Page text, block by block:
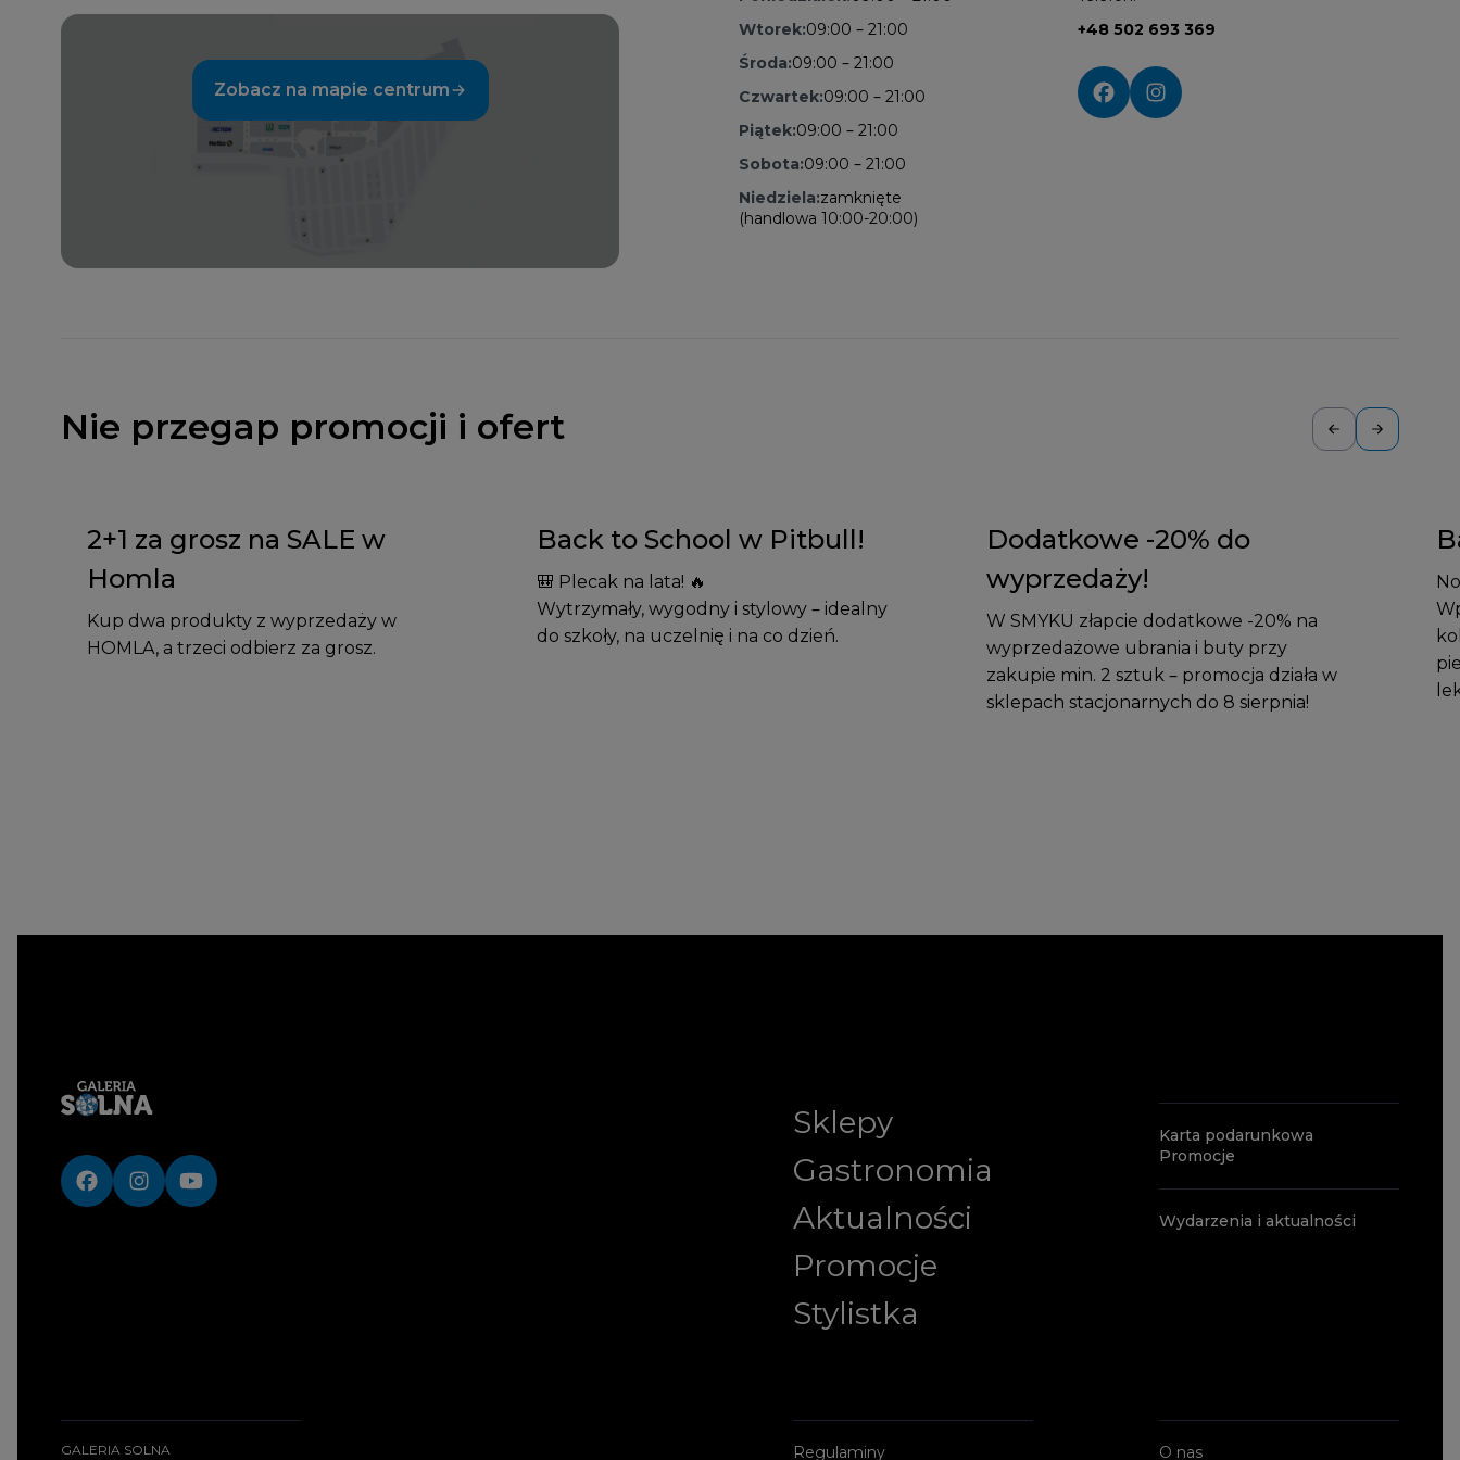
Zobacz na mapie centrum
Wtorek:09:00 – 21:00
Środa:09:00 – 21:00
Czwartek:09:00 – 21:00
Piątek:09:00 – 21:00
Sobota:09:00 – 21:00
Niedziela:zamknięte
(handlowa 10:00-20:00)
+48 502 693 369
Social media:
Nie przegap promocji i ofert
2+1 za grosz na SALE w
Homla
Kup dwa produkty z wyprzedaży w
HOMLA, a trzeci odbierz za grosz.
Back to School w Pitbull!
🎒 Plecak na lata! 🔥
Wytrzymały, wygodny i stylowy – idealny
do szkoły, na uczelnię i na co dzień.
Dodatkowe -20% do
wyprzedaży!
W SMYKU złapcie dodatkowe -20% na
wyprzedażowe ubrania i buty przy
zakupie min. 2 sztuk – promocja działa w
sklepach stacjonarnych do 8 sierpnia!
Sklepy
Gastronomia
Aktualności
Promocje
Stylistka
Karta podarunkowa
Promocje
Wydarzenia i aktualności
GALERIA SOLNA Regulaminy O nas